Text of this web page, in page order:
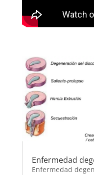
Enfermedad
Enfermedad